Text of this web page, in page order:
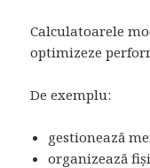
Calculatoarele
optimizeze
De exemplu:
gestionează
organizează